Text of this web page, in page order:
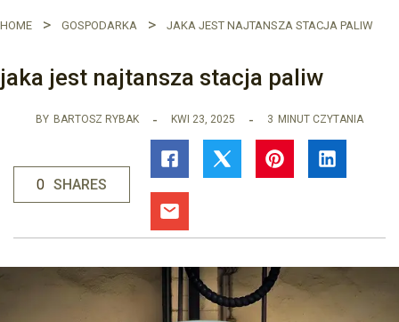
HOME GOSPODARKA JAKA JEST NAJTANSZA STACJA PALIW
jaka jest najtansza stacja paliw
BY BARTOSZ RYBAK KWI 23, 2025 3 MINUT CZYTANIA
0 SHARES